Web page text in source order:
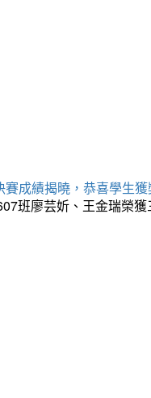
成績揭曉，恭喜學生
班廖芸妡、王金瑞榮